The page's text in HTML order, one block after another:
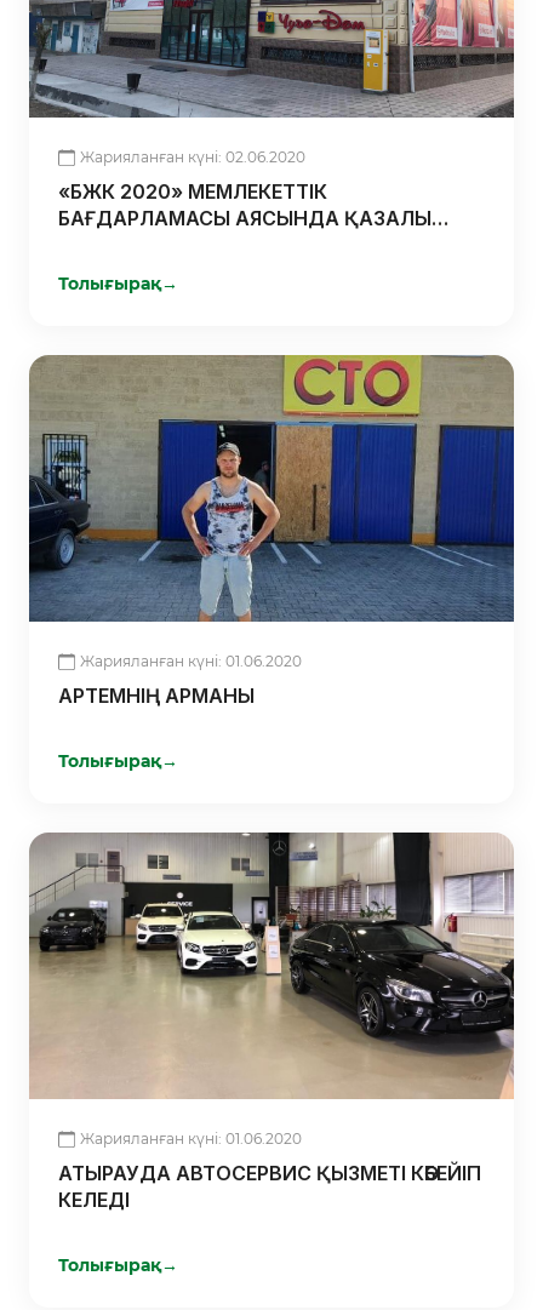
Жарияланған күні: 02.06.2020
«БЖК 2020» МЕМЛЕКЕТТІК
БАҒДАРЛАМАСЫ АЯСЫНДА ҚАЗАЛЫ
АШЫЛДЫ
Толығырақ→
Жарияланған күні: 01.06.2020
АРТЕМНІҢ АРМАНЫ
Толығырақ→
Жарияланған күні: 01.06.2020
АТЫРАУДА АВТОСЕРВИС ҚЫЗМЕТІ КӨБЕЙІП
КЕЛЕДІ
Толығырақ→